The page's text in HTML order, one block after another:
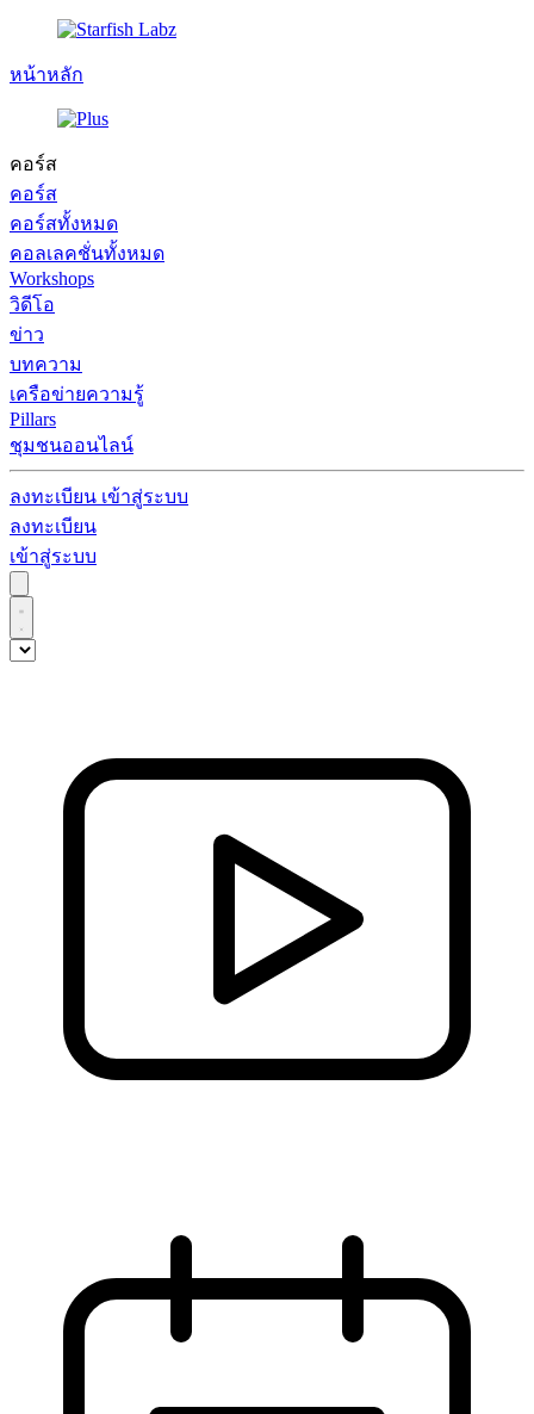
หน้าหลัก
คอร์ส
คอร์ส
คอร์สทั้งหมด
คอลเลคชั่นทั้งหมด
Workshops
วิดีโอ
ข่าว
บทความ
เครือข่ายความรู้
Pillars
ชุมชนออนไลน์
ลงทะเบียน เข้าสู่ระบบ
ลงทะเบียน
เข้าสู่ระบบ